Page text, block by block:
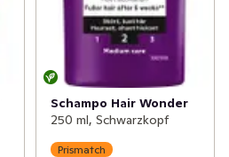
Schampo Hair Wonder
250 ml, Schwarzkopf
Prismatch